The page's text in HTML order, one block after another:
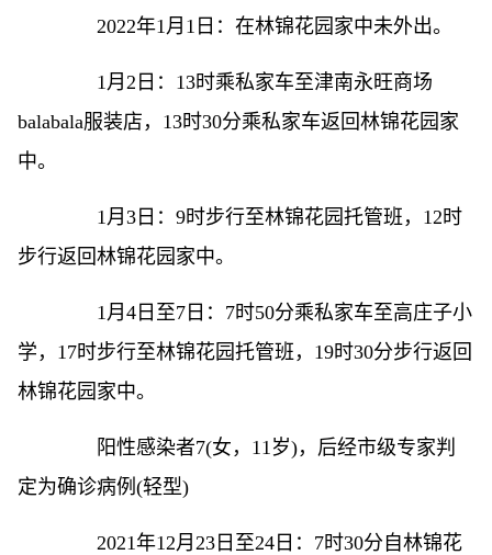
2022年1月1日：在林锦花园家中未外出。
1月2日：13时乘私家车至津南永旺商场
balabala服装店，13时30分乘私家车返回林锦花园家
中。
1月3日：9时步行至林锦花园托管班，12时
步行返回林锦花园家中。
1月4日至7日：7时50分乘私家车至高庄子小
学，17时步行至林锦花园托管班，19时30分步行返回
林锦花园家中。
阳性感染者7(女，11岁)，后经市级专家判
定为确诊病例(轻型)
2021年12月23日至24日：7时30分自林锦花